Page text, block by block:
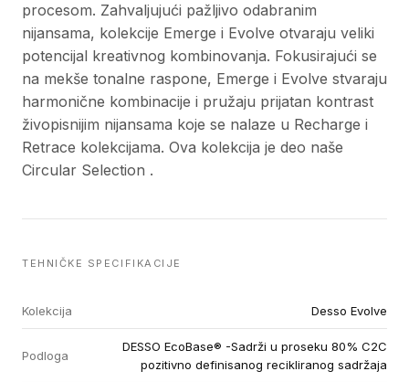
procesom. Zahvaljujući pažljivo odabranim
nijansama, kolekcije Emerge i Evolve otvaraju veliki
potencijal kreativnog kombinovanja. Fokusirajući se
na mekše tonalne raspone, Emerge i Evolve stvaraju
harmonične kombinacije i pružaju prijatan kontrast
živopisnijim nijansama koje se nalaze u Recharge i
Retrace kolekcijama. Ova kolekcija je deo naše
Circular Selection .
TEHNIČKE SPECIFIKACIJE
Kolekcija Desso Evolve
Podloga
DESSO EcoBase® -Sadrži u proseku 80% C2C
pozitivno definisanog recikliranog sadržaja